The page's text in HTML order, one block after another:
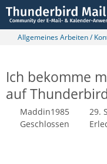
Allgemeines Arbeiten /
Ich bekomme
auf
Maddin1985
29.
Geschlossen